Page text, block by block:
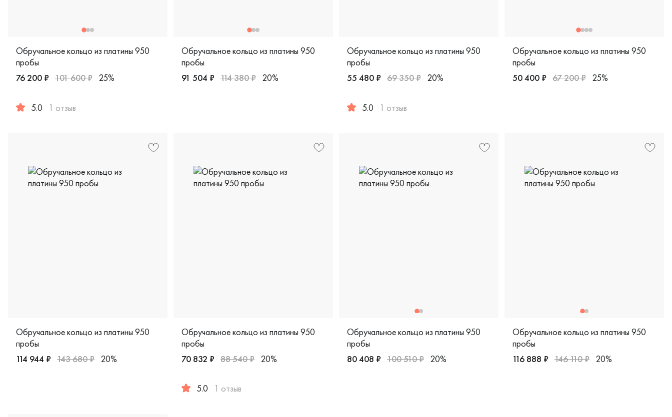
Обручальное кольцо из платины 950
пробы
76 200 ₽ 101 600 ₽ 25%
5.0 1 отзыв
Обручальное кольцо из платины 950
пробы
Мужские, парные, платина 950 пробы, дизайнерская, 6-0234-900
91 504 ₽ 114 380 ₽ 20%
Обручальное кольцо из платины 950
пробы
55 480 ₽ 69 350 ₽ 20%
5.0 1 отзыв
Обручальное кольцо из платины 950
пробы
50 400 ₽ 67 200 ₽ 25%
Обручальное кольцо из платины 950
пробы
Женские, мужские, парные, платина 950 пробы, comfort fit, классическая, 6-31-0076-900
114 944 ₽ 143 680 ₽ 20%
Обручальное кольцо из платины 950
пробы
70 832 ₽ 88 540 ₽ 20%
5.0 1 отзыв
Обручальное кольцо из платины 950
пробы
80 408 ₽ 100 510 ₽ 20%
Обручальное кольцо из платины 950
пробы
116 888 ₽ 146 110 ₽ 20%